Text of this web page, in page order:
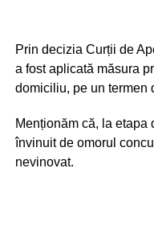
Prin decizia Curții de
a fost aplicată măsura
domiciliu, pe un termen
Menționăm că, la etapa
învinuit de omorul
nevinovat.